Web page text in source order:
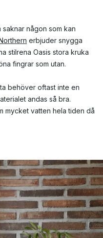
någon som kan
erbjuder snygga
stilrena Oasis stora kruka
fingrar som utan.
behöver oftast inte en
andas så bra.
mycket vatten hela tiden då